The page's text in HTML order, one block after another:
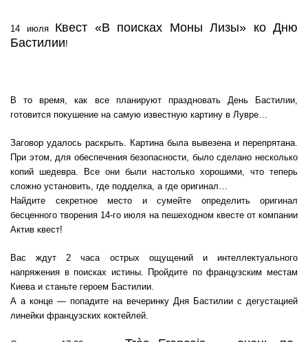
14 июля Квест «В поисках Моны Лизы» ко Дню
Бастилии!
В то время, как все планируют праздновать День Бастилии,
готовится покушение на самую известную картину в Лувре…
Заговор удалось раскрыть. Картина была вывезена и перепрятана.
При этом, для обеспечения безопасности, было сделано несколько
копий шедевра. Все они были настолько хорошими, что теперь
сложно установить, где подделка, а где оригинал…
Найдите секретное место и сумейте определить оригинал
бесценного творения 14-го июля на пешеходном квесте от компании
Актив квест!
Вас ждут 2 часа острых ощущений и интеллектуального
напряжения в поисках истины. Пройдите по французским местам
Киева и станьте героем Бастилии.
А а конце — попадите на вечеринку Дня Бастилии с дегустацией
линейки французских коктейлей.